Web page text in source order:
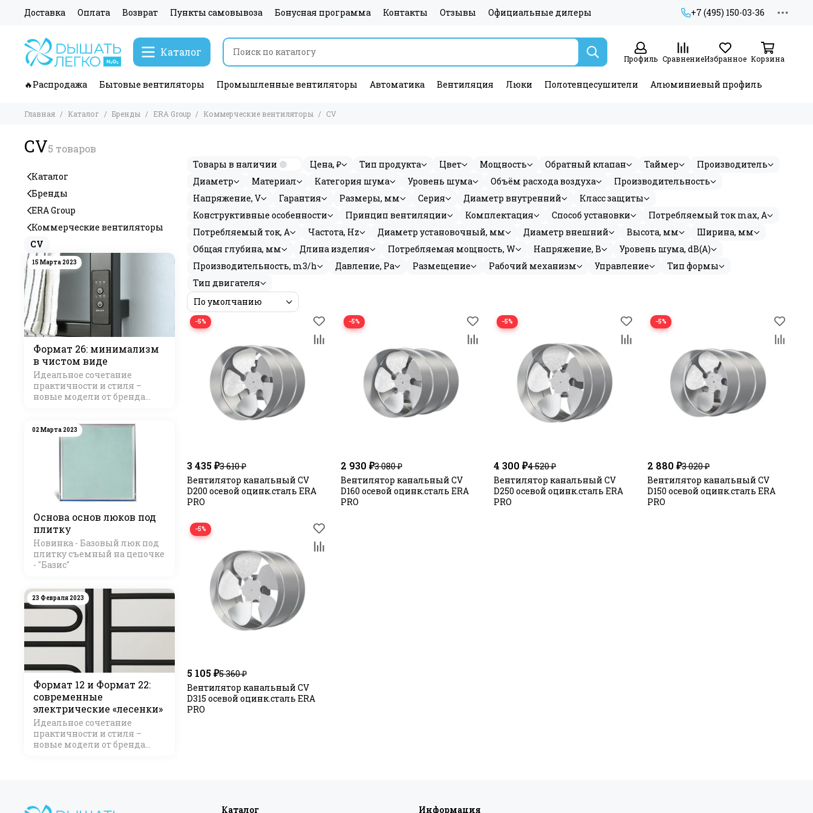
Доставка Оплата Возврат Пункты самовывоза Бонусная программа Контакты Отзывы Официальные дилеры +7 (495) 150-03-36
Каталог
Профиль СравнениеИзбранное Корзина
🔥Распродажа Бытовые вентиляторы Промышленные вентиляторы Автоматика Вентиляция Люки Полотенцесушители Алюминиевый профиль
Главная Каталог Бренды ERA Group Коммерческие вентиляторы CV
CV
Товары в наличии Цена, ₽ Тип продукта Цвет Мощность Обратный клапан Таймер
Производитель
Диаметр
Материал Категория шума Уровень шума Объём расхода воздуха
Производительность
Напряжение, V
Гарантия Размеры, мм Серия Диаметр внутренний
Класс защиты
Конструктивные особенности
Принцип вентиляции Комплектация Способ установки
Потребляемый ток max, A
Потребляемый ток, A
Частота, Hz Диаметр установочный, мм Диаметр внешний Высота, мм
Ширина, мм
Общая глубина, мм
Длина изделия Потребляемая мощность, W Напряжение, В
Уровень шума, dB(A)
Производительность, m3/h
Давление, Pa Размещение Рабочий механизм Управление
Тип формы
Тип двигателя
−5%
3 435 ₽3 610 ₽
Вентилятор канальный CV
D200 осевой оцинк.сталь ERA
PRO
−5%
2 930 ₽3 080 ₽
Вентилятор канальный CV
D160 осевой оцинк.сталь ERA
PRO
−5%
4 300 ₽4 520 ₽
Вентилятор канальный CV
D250 осевой оцинк.сталь ERA
PRO
−5%
2 880 ₽3 020 ₽
Вентилятор канальный CV
D150 осевой оцинк.сталь ERA
PRO
−5%
5 105 ₽5 360 ₽
Вентилятор канальный CV
D315 осевой оцинк.сталь ERA
PRO
Каталог
Бренды
ERA Group
Коммерческие вентиляторы
CV
15 Марта 2023
Формат 26: минимализм
в чистом виде
Идеальное сочетание
практичности и стиля –
новые модели от бренда
02 Марта 2023
Основа основ люков под
плитку
Новинка - Базовый люк под
плитку съемный на цепочке
- "Базис"
23 Февраля 2023
Формат 12 и Формат 22:
современные
электрические «лесенки»
Идеальное сочетание
практичности и стиля –
новые модели от бренда
Каталог Информация